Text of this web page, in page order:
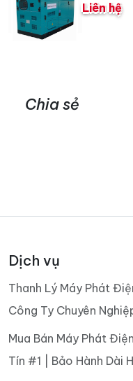
Liên hệ
Chia sẻ
Dịch vụ
Thanh Lý Máy Phát
Công Ty Chuyên
Mua Bán Máy Phát
Tín #1 | Bảo Hành Dài